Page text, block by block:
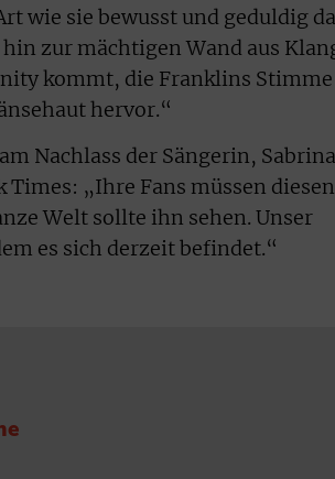
wie sie bewusst und geduldig
zur mächtigen Wand aus
kommt, die Franklins Stimme
hervor.“
Nachlass der Sängerin, Sabrina
„Ihre Fans müssen diesen
Welt sollte ihn sehen. Unser
es sich derzeit befindet.“